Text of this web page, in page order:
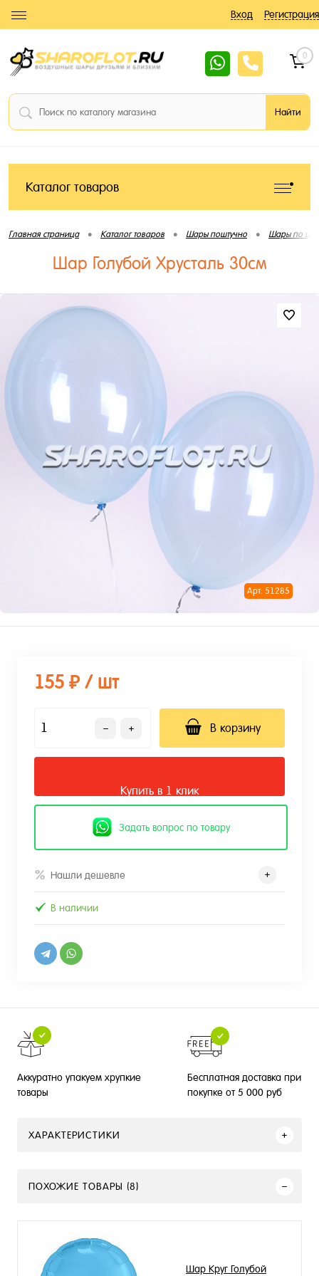
Вход Регистрация
0
Каталог товаров
Главная страница • Каталог товаров • Шары поштучно • Шары по
Шар Голубой Хрусталь 30см
Арт: 51285
155 ₽ / шт
В корзину
Купить в 1 клик
Задать вопрос по товару
Нашли дешевле
В наличии
Аккуратно упакуем хрупкие
товары
Бесплатная доставка при
покупке от 5 000 руб
ХАРАКТЕРИСТИКИ
ПОХОЖИЕ ТОВАРЫ (8)
Шар Круг Голубой